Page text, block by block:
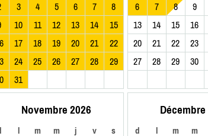
3 4 5 6 7
8
10 11 12 13 14
15
17 18 19 20 21
22
24 25 26 27 28
29
31
6
7 8 9
13
14 15 16
20
21 22 23
27
28 29 30
Novembre 2026
l m m j v s
Décembre
d l m m